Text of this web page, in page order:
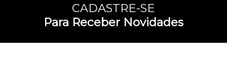
CADASTRE-SE
Para Receber Novidades